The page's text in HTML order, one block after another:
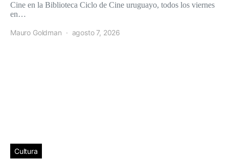
Cine en la Biblioteca Ciclo de Cine uruguayo, todos los viernes
en…
Mauro Goldman agosto 7, 2026
Cultura